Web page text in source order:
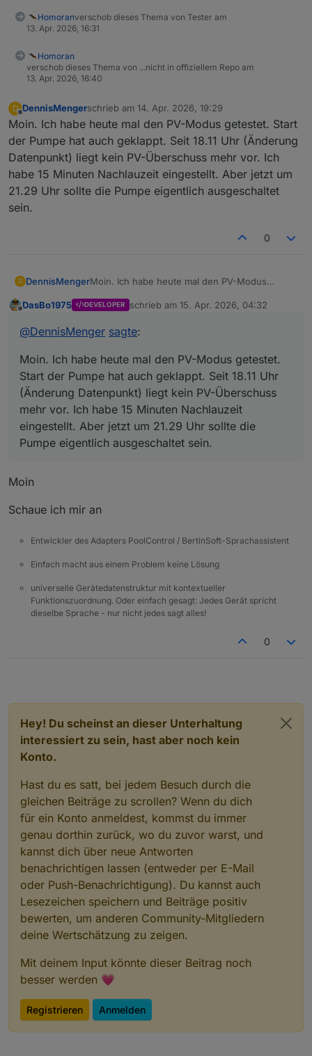
Homoranverschob dieses Thema von Tester am
13. Apr. 2026, 16:31
Homoran
verschob dieses Thema von ...nicht in offiziellem Repo am
13. Apr. 2026, 16:40
D
Offline
DennisMengerschrieb am 14. Apr. 2026, 19:29
zuletzt editiert von
Moin. Ich habe heute mal den PV-Modus getestet. Start
der Pumpe hat auch geklappt. Seit 18.11 Uhr (Änderung
Datenpunkt) liegt kein PV-Überschuss mehr vor. Ich
habe 15 Minuten Nachlauzeit eingestellt. Aber jetzt um
21.29 Uhr sollte die Pumpe eigentlich ausgeschaltet
sein.
0
D DennisMengerMoin. Ich habe heute mal den PV-Modus
Seit 18.11 Uhr (Änderung Datenpunkt) liegt kein
Nachlauzeit eingestellt. Aber jetzt um 21.29 Uhr
DasBo1975 DEVELOPER schrieb am 15. Apr. 2026, 04:32
zuletzt editiert von
@DennisMenger sagte:
Moin. Ich habe heute mal den PV-Modus getestet.
Start der Pumpe hat auch geklappt. Seit 18.11 Uhr
(Änderung Datenpunkt) liegt kein PV-Überschuss
mehr vor. Ich habe 15 Minuten Nachlauzeit
eingestellt. Aber jetzt um 21.29 Uhr sollte die
Pumpe eigentlich ausgeschaltet sein.
Moin
Schaue ich mir an
Entwickler des Adapters PoolControl / BertinSoft-Sprachassistent
Einfach macht aus einem Problem keine Lösung
universelle Gerätedatenstruktur mit kontextueller
Funktionszuordnung. Oder einfach gesagt: Jedes Gerät spricht
dieselbe Sprache - nur nicht jedes sagt alles!
0
Hey! Du scheinst an dieser Unterhaltung
interessiert zu sein, hast aber noch kein
Konto.
Hast du es satt, bei jedem Besuch durch die
gleichen Beiträge zu scrollen? Wenn du dich
für ein Konto anmeldest, kommst du immer
genau dorthin zurück, wo du zuvor warst, und
kannst dich über neue Antworten
benachrichtigen lassen (entweder per E-Mail
oder Push-Benachrichtigung). Du kannst auch
Lesezeichen speichern und Beiträge positiv
bewerten, um anderen Community-Mitgliedern
deine Wertschätzung zu zeigen.
Mit deinem Input könnte dieser Beitrag noch
besser werden 💗
Registrieren Anmelden